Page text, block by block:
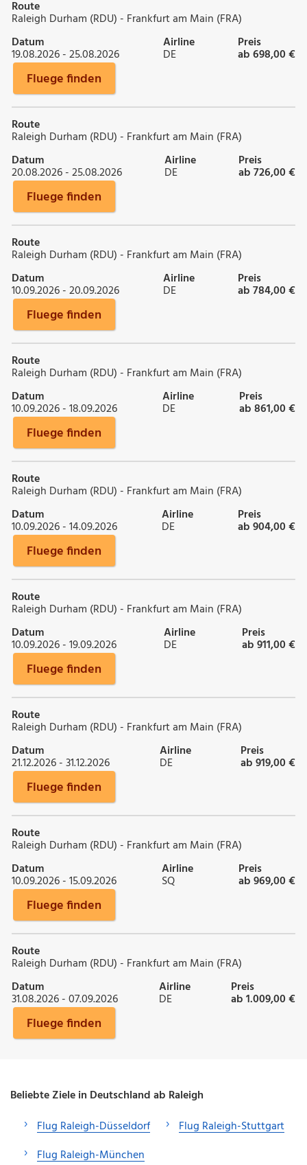
Route
Raleigh Durham (RDU) - Frankfurt am Main (FRA)
Datum
19.08.2026 - 25.08.2026
Airline
DE
Preis
ab 698,00 €
Fluege finden
Route
Raleigh Durham (RDU) - Frankfurt am Main (FRA)
Datum
20.08.2026 - 25.08.2026
Airline
DE
Preis
ab 726,00 €
Fluege finden
Route
Raleigh Durham (RDU) - Frankfurt am Main (FRA)
Datum
10.09.2026 - 20.09.2026
Airline
DE
Preis
ab 784,00 €
Fluege finden
Route
Raleigh Durham (RDU) - Frankfurt am Main (FRA)
Datum
10.09.2026 - 18.09.2026
Airline
DE
Preis
ab 861,00 €
Fluege finden
Route
Raleigh Durham (RDU) - Frankfurt am Main (FRA)
Datum
10.09.2026 - 14.09.2026
Airline
DE
Preis
ab 904,00 €
Fluege finden
Route
Raleigh Durham (RDU) - Frankfurt am Main (FRA)
Datum
10.09.2026 - 19.09.2026
Airline
DE
Preis
ab 911,00 €
Fluege finden
Route
Raleigh Durham (RDU) - Frankfurt am Main (FRA)
Datum
21.12.2026 - 31.12.2026
Airline
DE
Preis
ab 919,00 €
Fluege finden
Route
Raleigh Durham (RDU) - Frankfurt am Main (FRA)
Datum
10.09.2026 - 15.09.2026
Airline
SQ
Preis
ab 969,00 €
Fluege finden
Route
Raleigh Durham (RDU) - Frankfurt am Main (FRA)
Datum
31.08.2026 - 07.09.2026
Airline
DE
Preis
ab 1.009,00 €
Fluege finden
Beliebte Ziele in Deutschland ab Raleigh
Flug Raleigh-Düsseldorf
Flug Raleigh-München
Flug Raleigh-Stuttgart